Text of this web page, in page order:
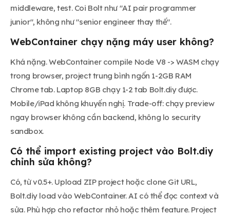
middleware, test. Coi Bolt như "AI pair programmer
junior", không như "senior engineer thay thế".
WebContainer chạy nặng máy user không?
Khá nặng. WebContainer compile Node V8 -> WASM chạy
trong browser, project trung bình ngốn 1-2GB RAM
Chrome tab. Laptop 8GB chạy 1-2 tab Bolt.diy được.
Mobile/iPad không khuyến nghị. Trade-off: chạy preview
ngay browser không cần backend, không lo security
sandbox.
Có thể import existing project vào Bolt.diy
chỉnh sửa không?
Có, từ v0.5+. Upload ZIP project hoặc clone Git URL,
Bolt.diy load vào WebContainer. AI có thể đọc context và
sửa. Phù hợp cho refactor nhỏ hoặc thêm feature. Project